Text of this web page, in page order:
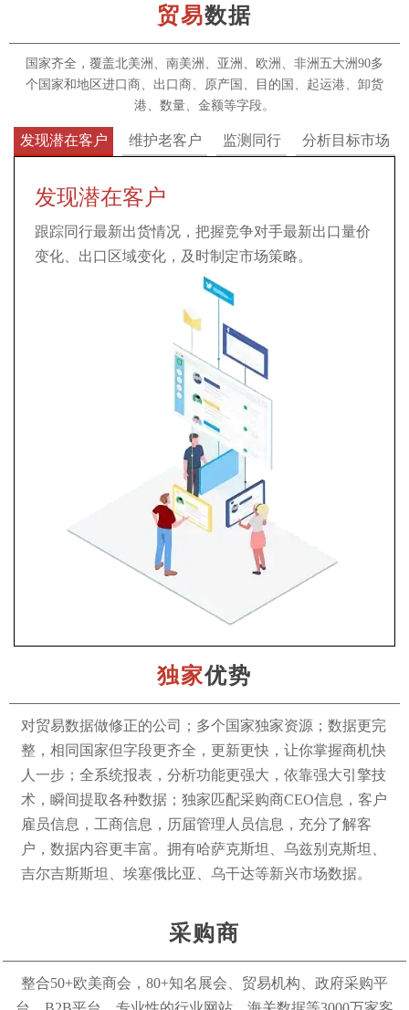
贸易数据
国家齐全，覆盖北美洲、南美洲、亚洲、欧洲、非洲五大洲90多
个国家和地区进口商、出口商、原产国、目的国、起运港、卸货
港、数量、金额等字段。
发现潜在客户 维护老客户 监测同行 分析目标市场
发现潜在客户
跟踪同行最新出货情况，把握竞争对手最新出口量价
变化、出口区域变化，及时制定市场策略。
维护老客户
帮助外贸企业了解全球区域产品需求的淡旺季；及时
发现新兴市场和成长性较好的市场；锁定需求量大、
监测同行
合理定价迎合不同市场的需求；跟踪同行出货价格变
化、各国价格变化趋势，对有共同客户的同行，在客
分析目标市场
把握主要市场变化，掌握采购国的动态变化、政策影
响，及时调整策略。
独家优势
对贸易数据做修正的公司；多个国家独家资源；数据更完
整，相同国家但字段更齐全，更新更快，让你掌握商机快
人一步；全系统报表，分析功能更强大，依靠强大引擎技
术，瞬间提取各种数据；独家匹配采购商CEO信息，客户
雇员信息，工商信息，历届管理人员信息，充分了解客
户，数据内容更丰富。拥有哈萨克斯坦、乌兹别克斯坦、
吉尔吉斯斯坦、埃塞俄比亚、乌干达等新兴市场数据。
采购商
整合50+欧美商会，80+知名展会、贸易机构、政府采购平